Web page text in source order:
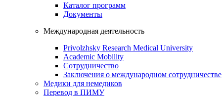
Каталог программ
Документы
Международная деятельность
Privolzhsky Research Medical University
Academic Mobility
Сотрудничество
Заключения о международном сотрудничестве
Медики для немедиков
Перевод в ПИМУ